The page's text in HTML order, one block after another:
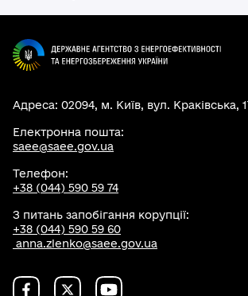
Адреса: 02094, м. Київ, вул. Краківська,
Електронна пошта:
saee@saee.gov.ua
Телефон:
+38 (044) 590 59 74
З питань запобігання корупції:
+38 (044) 590 59 60
anna.zlenko@saee.gov.ua